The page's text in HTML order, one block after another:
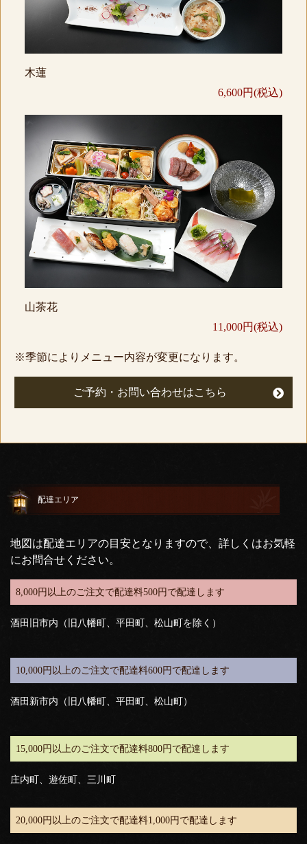
木蓮
6,600円(税込)
山茶花
11,000円(税込)
※季節によりメニュー内容が変更になります。
ご予約・お問い合わせはこちら
配達エリア
地図は配達エリアの目安となりますので、詳しくはお気軽
にお問合せください。
8,000円以上のご注文で配達料500円で配達します
酒田旧市内（旧八幡町、平田町、松山町を除く）
10,000円以上のご注文で配達料600円で配達します
酒田新市内（旧八幡町、平田町、松山町）
15,000円以上のご注文で配達料800円で配達します
庄内町、遊佐町、三川町
20,000円以上のご注文で配達料1,000円で配達します